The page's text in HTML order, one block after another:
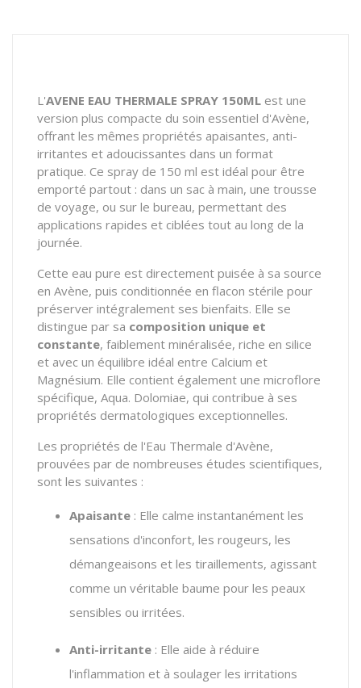
L'AVENE EAU THERMALE SPRAY 150ML est une
version plus compacte du soin essentiel d'Avène,
offrant les mêmes propriétés apaisantes, anti-
irritantes et adoucissantes dans un format
pratique. Ce spray de 150 ml est idéal pour être
emporté partout : dans un sac à main, une trousse
de voyage, ou sur le bureau, permettant des
applications rapides et ciblées tout au long de la
journée.
Cette eau pure est directement puisée à sa source
en Avène, puis conditionnée en flacon stérile pour
préserver intégralement ses bienfaits. Elle se
distingue par sa composition unique et
constante, faiblement minéralisée, riche en silice
et avec un équilibre idéal entre Calcium et
Magnésium. Elle contient également une microflore
spécifique, Aqua. Dolomiae, qui contribue à ses
propriétés dermatologiques exceptionnelles.
Les propriétés de l'Eau Thermale d'Avène,
prouvées par de nombreuses études scientifiques,
sont les suivantes :
Apaisante : Elle calme instantanément les
sensations d'inconfort, les rougeurs, les
démangeaisons et les tiraillements, agissant
comme un véritable baume pour les peaux
sensibles ou irritées.
Anti-irritante : Elle aide à réduire
l'inflammation et à soulager les irritations